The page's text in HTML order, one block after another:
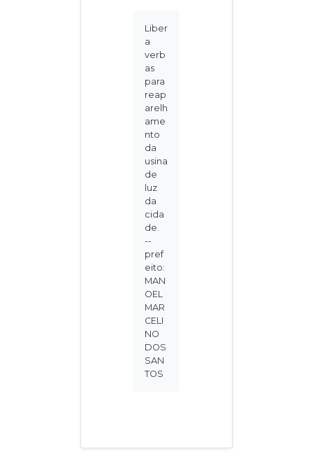
Liber
a
verb
as
para
reap
arelh
ame
nto
da
usina
de
luz
da
cida
de.
--
pref
eito:
MAN
OEL
MAR
CELI
NO
DOS
SAN
TOS